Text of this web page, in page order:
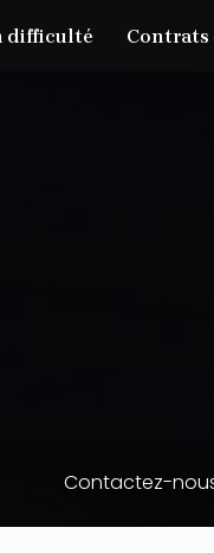
difficulté Contrats
Contactez-